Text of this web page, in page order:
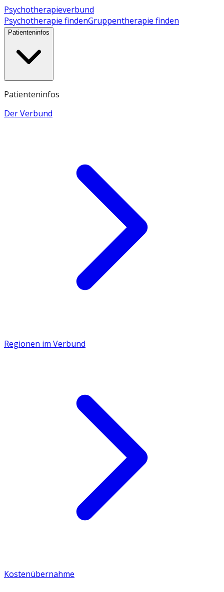
Psychotherapieverbund
Psychotherapie findenGruppentherapie finden
Patienteninfos
Patienteninfos
Der Verbund
Regionen im Verbund
Kostenübernahme